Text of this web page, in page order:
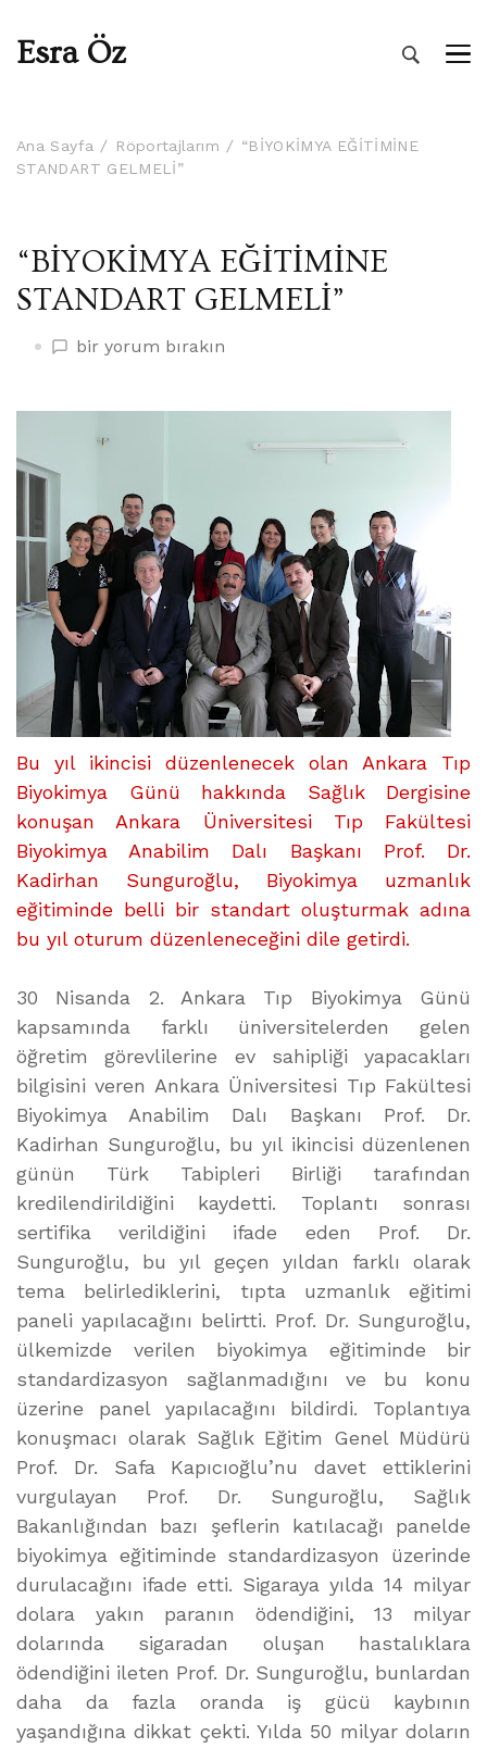
Esra Öz
Ana Sayfa Röportajlarım
“BİYOKİMYA EĞİTİMİNE
STANDART GELMELİ”
“BİYOKİMYA EĞİTİMİNE
STANDART GELMELİ”
“BİYOKİMYA
üzerine
bir yorum bırakın
Bu yıl ikincisi düzenlenecek olan Ankara Tıp
Biyokimya Günü hakkında Sağlık Dergisine
konuşan Ankara Üniversitesi Tıp Fakültesi
Biyokimya Anabilim Dalı Başkanı Prof. Dr.
Kadirhan Sunguroğlu, Biyokimya uzmanlık
eğitiminde belli bir standart oluşturmak adına
bu yıl oturum düzenleneceğini dile getirdi.
30 Nisanda 2. Ankara Tıp Biyokimya Günü
kapsamında farklı üniversitelerden gelen
öğretim görevlilerine ev sahipliği yapacakları
bilgisini veren Ankara Üniversitesi Tıp Fakültesi
Biyokimya Anabilim Dalı Başkanı Prof. Dr.
Kadirhan Sunguroğlu, bu yıl ikincisi düzenlenen
günün Türk Tabipleri Birliği tarafından
kredilendirildiğini kaydetti. Toplantı sonrası
sertifika verildiğini ifade eden Prof. Dr.
Sunguroğlu, bu yıl geçen yıldan farklı olarak
tema belirlediklerini, tıpta uzmanlık eğitimi
paneli yapılacağını belirtti. Prof. Dr. Sunguroğlu,
ülkemizde verilen biyokimya eğitiminde bir
standardizasyon sağlanmadığını ve bu konu
üzerine panel yapılacağını bildirdi. Toplantıya
konuşmacı olarak Sağlık Eğitim Genel Müdürü
Prof. Dr. Safa Kapıcıoğlu’nu davet ettiklerini
vurgulayan Prof. Dr. Sunguroğlu, Sağlık
Bakanlığından bazı şeflerin katılacağı panelde
biyokimya eğitiminde standardizasyon üzerinde
durulacağını ifade etti. Sigaraya yılda 14 milyar
dolara yakın paranın ödendiğini, 13 milyar
dolarında sigaradan oluşan hastalıklara
ödendiğini ileten Prof. Dr. Sunguroğlu, bunlardan
daha da fazla oranda iş gücü kaybının
yaşandığına dikkat çekti. Yılda 50 milyar doların